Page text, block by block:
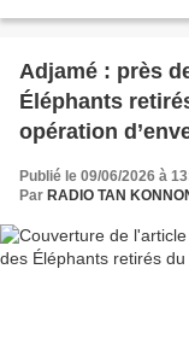
Adjamé : près
Éléphants
opération
Publié le 09/06/2026 à
Par RADIO TAN